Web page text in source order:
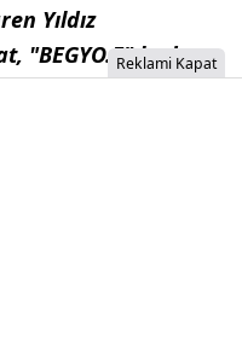
Yıldız
"BEGYO.E" kodu ve
Reklami Kapat